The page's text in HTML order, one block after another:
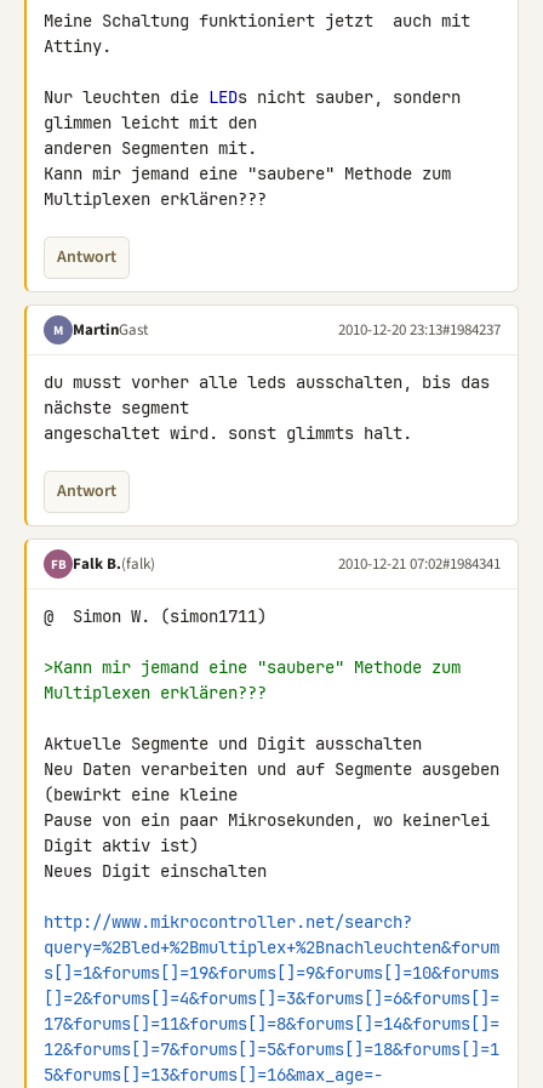
Meine Schaltung funktioniert jetzt  auch mit
Attiny.
Nur leuchten die LEDs nicht sauber, sondern
glimmen leicht mit den
anderen Segmenten mit.
Kann mir jemand eine "saubere" Methode zum
Multiplexen erklären???
Antwort
M MartinGast 2010-12-20 23:13#1984237
du musst vorher alle leds ausschalten, bis das
nächste segment
angeschaltet wird. sonst glimmts halt.
Antwort
FB Falk B.(falk) 2010-12-21 07:02#1984341
@  Simon W. (simon1711)
>Kann mir jemand eine "saubere" Methode zum
Multiplexen erklären???
Aktuelle Segmente und Digit ausschalten
Neu Daten verarbeiten und auf Segmente ausgeben
(bewirkt eine kleine
Pause von ein paar Mikrosekunden, wo keinerlei
Digit aktiv ist)
Neues Digit einschalten
http://www.mikrocontroller.net/search?
query=%2Bled+%2Bmultiplex+%2Bnachleuchten&forum
s[]=1&forums[]=19&forums[]=9&forums[]=10&forums
[]=2&forums[]=4&forums[]=3&forums[]=6&forums[]=
17&forums[]=11&forums[]=8&forums[]=14&forums[]=
12&forums[]=7&forums[]=5&forums[]=18&forums[]=1
5&forums[]=13&forums[]=16&max_age=-